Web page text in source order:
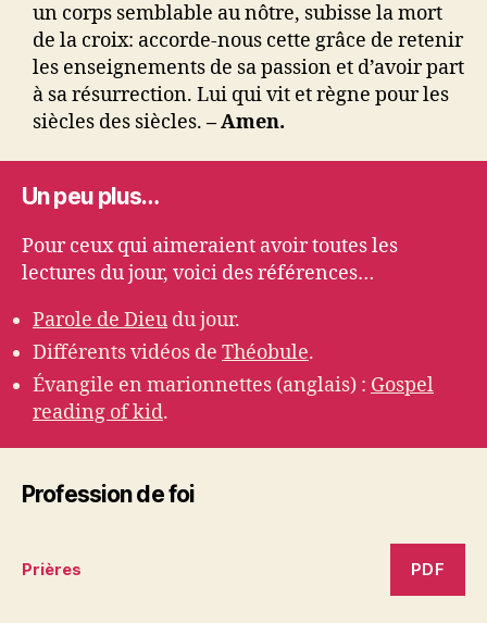
un corps semblable au nôtre, subisse la mort
de la croix: accorde-nous cette grâce de retenir
les enseignements de sa passion et d’avoir part
à sa résurrection. Lui qui vit et règne pour les
siècles des siècles. – Amen.
Un peu plus…
Pour ceux qui aimeraient avoir toutes les
lectures du jour, voici des références…
Parole de Dieu du jour.
Différents vidéos de Théobule.
Évangile en marionnettes (anglais) : Gospel
reading of kid.
Profession de foi
Prières PDF